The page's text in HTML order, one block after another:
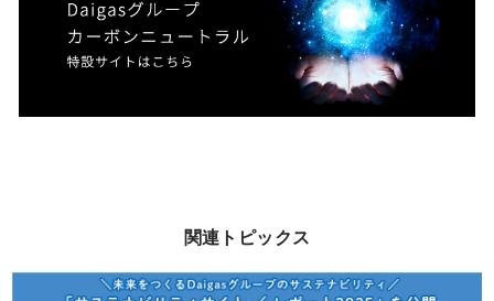
関連トピックス